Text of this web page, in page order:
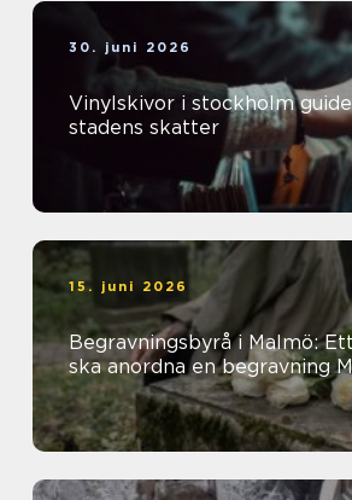
30. juni 2026
Vinylskivor i stockholm guiden till
stadens skatter
15. juni 2026
Begravningsbyrå i Malmö:
ska anordna en begravning